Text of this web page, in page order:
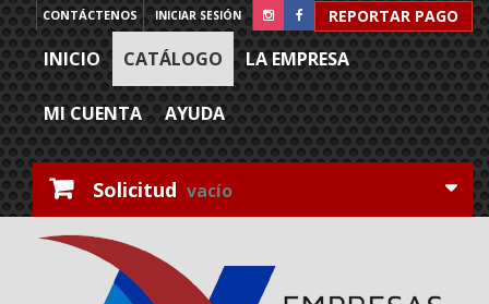
REPORTAR PAGO
INICIAR SESIÓN
CONTÁCTENOS
INICIO CATÁLOGO LA EMPRESA
MI CUENTA AYUDA
Solicitud vacío